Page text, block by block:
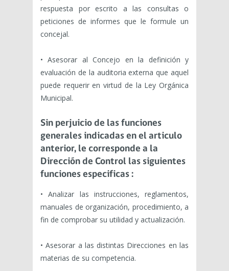
respuesta por escrito a las consultas o
peticiones de informes que le formule un
concejal.
• Asesorar al Concejo en la definición y
evaluación de la auditoria externa que aquel
puede requerir en virtud de la Ley Orgánica
Municipal.
Sin perjuicio de las funciones
generales indicadas en el articulo
anterior, le corresponde a la
Dirección de Control las siguientes
funciones especificas :
• Analizar las instrucciones, reglamentos,
manuales de organización, procedimiento, a
fin de comprobar su utilidad y actualización.
• Asesorar a las distintas Direcciones en las
materias de su competencia.